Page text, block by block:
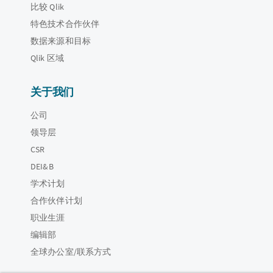
比较 Qlik
特色技术合作伙伴
数据来源和目标
Qlik 区域
关于我们
公司
领导层
CSR
DEI&B
学术计划
合作伙伴计划
职业生涯
编辑部
全球办公室/联系方式